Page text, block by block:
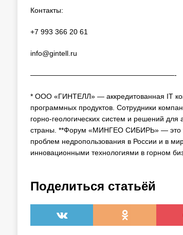
Контакты:
+7 993 366 20 61
info@gintell.ru
————————————————————-
* ООО «ГИНТЕЛЛ» — аккредитованная IT
программных продуктов. Сотрудники
горно-геологических систем и решений
страны. **Форум «МИНГЕО СИБИРЬ» — это
проблем недропользования в России и в
инновационными технологиями в горном
Поделиться статьёй